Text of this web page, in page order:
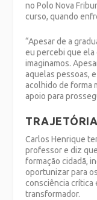
no Polo Nova
curso, quando
“Apesar de a
eu percebi que ela
imaginamos.
aquelas pessoas,
acolhido de forma
apoio para
TRAJETÓRIA
Carlos Henrique
professor e diz
formação cidadã,
oportunizar para
consciência crítica
transformador.